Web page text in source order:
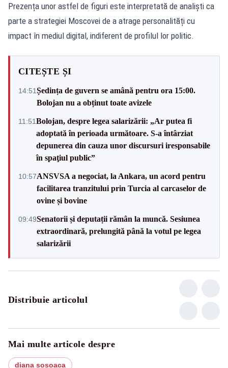
Prezența unor astfel de figuri este interpretată de analiști ca
parte a strategiei Moscovei de a atrage personalități cu
impact în mediul digital, indiferent de profilul lor politic.
CITEȘTE ȘI
14:51Ședința de guvern se amână pentru ora 15:00.
Bolojan nu a obținut toate avizele
11:51Bolojan, despre legea salarizării: „Ar putea fi
adoptată în perioada următoare. S-a întârziat
depunerea din cauza unor discursuri iresponsabile
în spaţiul public”
10:57ANSVSA a negociat, la Ankara, un acord pentru
facilitarea tranzitului prin Turcia al carcaselor de
ovine și bovine
09:49Senatorii și deputații rămân la muncă. Sesiunea
extraordinară, prelungită până la votul pe legea
salarizării
Distribuie articolul
Mai multe articole despre
diana sosoaca